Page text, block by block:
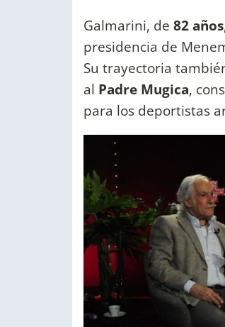
Galmarini, de 82 años
presidencia de
Su trayectoria
al Padre Mugica,
para los deportistas